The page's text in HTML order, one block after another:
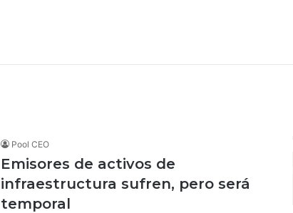
Pool CEO
Emisores de activos de
infraestructura sufren, pero será
temporal